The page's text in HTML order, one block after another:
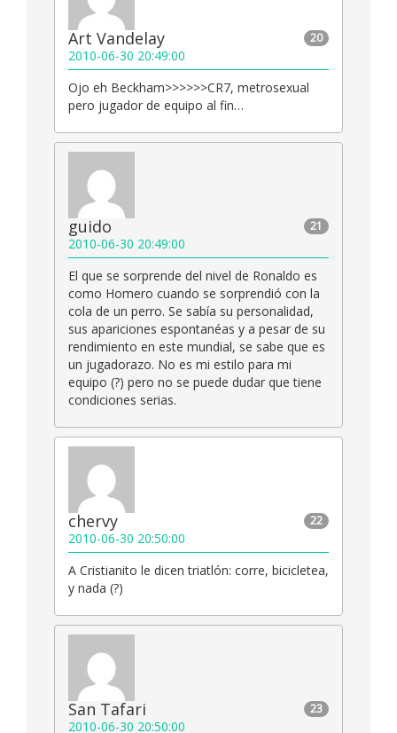
20
Art Vandelay
2010-06-30 20:49:00
Ojo eh Beckham>>>>>>CR7, metrosexual
pero jugador de equipo al fin…
21
guido
2010-06-30 20:49:00
El que se sorprende del nivel de Ronaldo es
como Homero cuando se sorprendió con la
cola de un perro. Se sabía su personalidad,
sus apariciones espontanéas y a pesar de su
rendimiento en este mundial, se sabe que es
un jugadorazo. No es mi estilo para mi
equipo (?) pero no se puede dudar que tiene
condiciones serias.
22
chervy
2010-06-30 20:50:00
A Cristianito le dicen triatlón: corre, bicicletea,
y nada (?)
23
San Tafari
2010-06-30 20:50:00